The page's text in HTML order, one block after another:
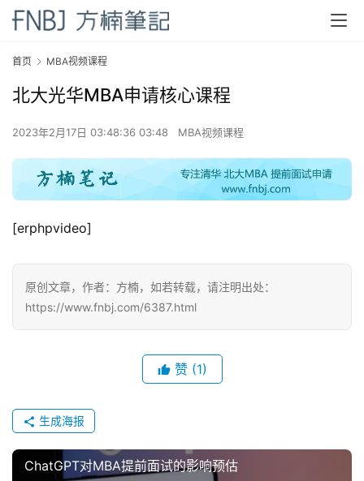
首
备
考
论
院
校
M
B
A
申
首页 MBA视频课程
北大光华MBA申请核心课程
2023年2月17日 03:48:36 03:48 MBA视频课程
[erphpvideo]
原创文章，作者：方楠，如若转载，请注明出处：
https://www.fnbj.com/6387.html
赞 (1)
生成海报
ChatGPT对MBA提前面试的影响预估